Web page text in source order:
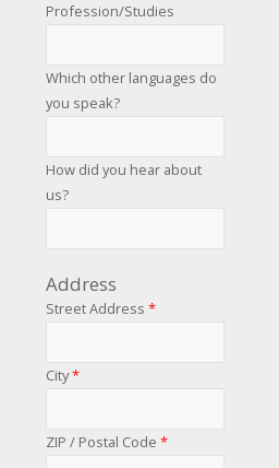
Profession/Studies
Which other languages do
you speak?
How did you hear about
us?
Address
Street Address *
City*
ZIP / Postal Code *